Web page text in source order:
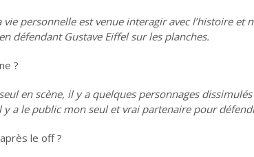
vie personnelle est venue interagir avec l’histoire
défendant Gustave Eiffel sur les planches.
?
en scène, il y a quelques personnages
y a le public mon seul et vrai partenaire pour
le off ?